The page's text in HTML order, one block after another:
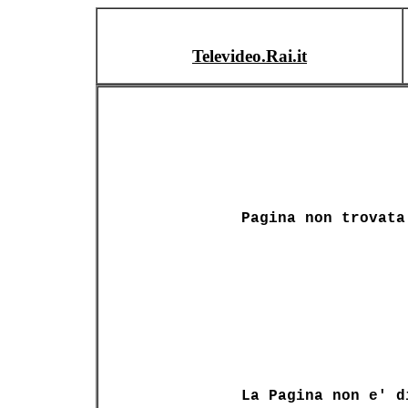
Televideo.Rai.it
Pagina non trovata
La Pagina non e'